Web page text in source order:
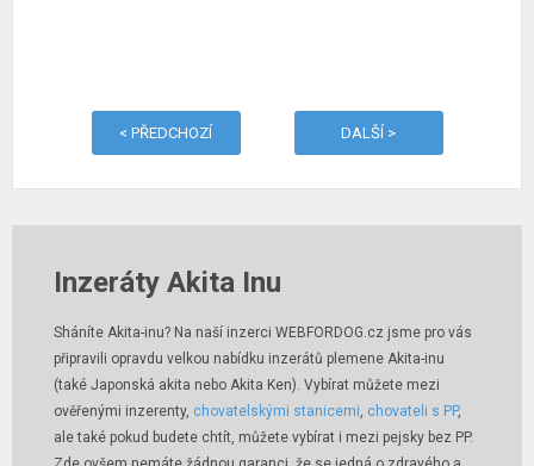
< PŘEDCHOZÍ DALŠÍ >
Inzeráty Akita Inu
Sháníte Akita-inu? Na naší inzerci WEBFORDOG.cz jsme pro vás
připravili opravdu velkou nabídku inzerátů plemene Akita-inu
(také Japonská akita nebo Akita Ken). Vybírat můžete mezi
ověřenými inzerenty, chovatelskými stanicemi, chovateli s PP,
ale také pokud budete chtít, můžete vybírat i mezi pejsky bez PP.